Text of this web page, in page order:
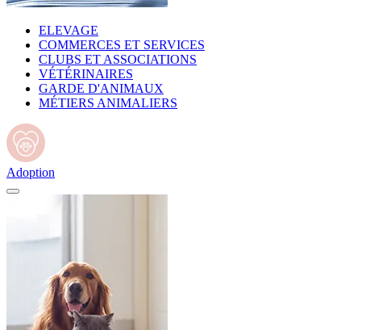
ELEVAGE
COMMERCES ET SERVICES
CLUBS ET ASSOCIATIONS
VÉTÉRINAIRES
GARDE D'ANIMAUX
MÉTIERS ANIMALIERS
Adoption